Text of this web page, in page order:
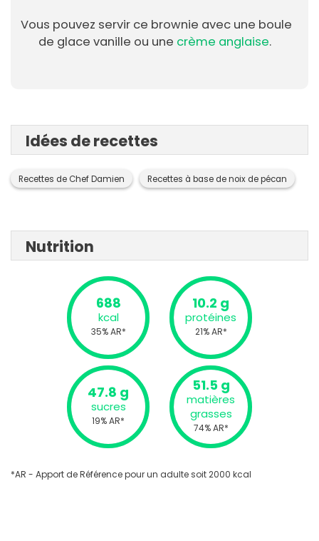
Vous pouvez servir ce brownie avec une boule
de glace vanille ou une crème anglaise.
Idées de recettes
Recettes de Chef Damien Recettes à base de noix de pécan
Nutrition
688
kcal
35% AR*
10.2 g
protéines
21% AR*
47.8 g
sucres
19% AR*
51.5 g
matières
grasses
74% AR*
*AR - Apport de Référence pour un adulte soit 2000 kcal